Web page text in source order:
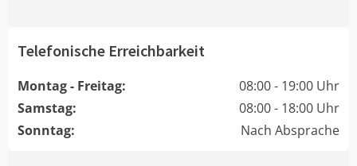
Telefonische Erreichbarkeit
Montag - Freitag:
08:00 - 19:00 Uhr
Samstag:
08:00 - 18:00 Uhr
Sonntag:
Nach Absprache